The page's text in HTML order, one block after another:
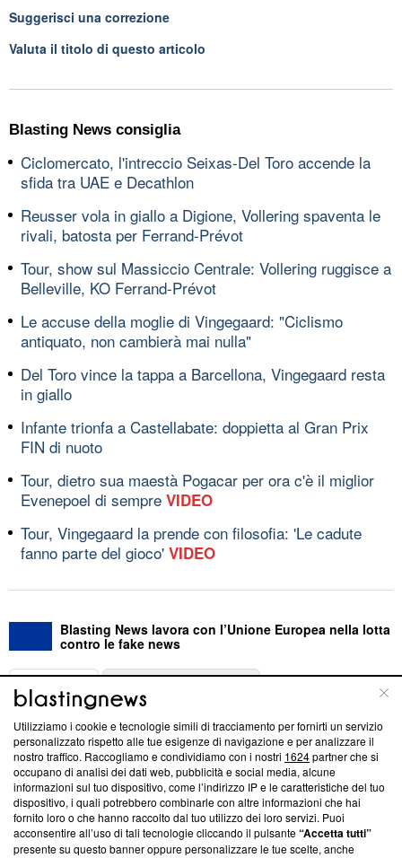
Suggerisci una correzione
Valuta il titolo di questo articolo
Blasting News consiglia
Ciclomercato, l'intreccio Seixas-Del Toro accende la
sfida tra UAE e Decathlon
Reusser vola in giallo a Digione, Vollering spaventa le
rivali, batosta per Ferrand-Prévot
Tour, show sul Massiccio Centrale: Vollering ruggisce a
Belleville, KO Ferrand-Prévot
Le accuse della moglie di Vingegaard: "Ciclismo
antiquato, non cambierà mai nulla"
Del Toro vince la tappa a Barcellona, Vingegaard resta
in giallo
Infante trionfa a Castellabate: doppietta al Gran Prix
FIN di nuoto
Tour, dietro sua maestà Pogacar per ora c'è il miglior
Evenepoel di sempre VIDEO
Tour, Vingegaard la prende con filosofia: 'Le cadute
fanno parte del gioco' VIDEO
Blasting News lavora con l’Unione Europea nella lotta
contro le fake news
ABOUT
Questa sezione offre informazioni trasparenti su Blasting
News, sui nostri processi editoriali e su come ci impegniamo a
creare news di qualità. Inoltre, afferma la nostra aderenza a
‘Trust Project - News with Integrity’Blasting News non è
ancora membro del programma, ma ha richiesto di farne
parte; Trust Project non ha ancora effettuato una verifica di
conformità agli standard.
Utilizziamo i cookie e tecnologie simili di tracciamento per fornirti un servizio
personalizzato rispetto alle tue esigenze di navigazione e per analizzare il
nostro traffico. Raccogliamo e condividiamo con i nostri 1624partner che si
occupano di analisi dei dati web, pubblicità e social media, alcune
informazioni sul tuo dispositivo, come l’indirizzo IP e le caratteristiche del tuo
dispositivo, i quali potrebbero combinarle con altre informazioni che hai
fornito loro o che hanno raccolto dal tuo utilizzo dei loro servizi. Puoi
acconsentire all’uso di tali tecnologie cliccando il pulsante“Accetta tutti”
presente su questo banner oppure personalizzare le tue scelte, anche